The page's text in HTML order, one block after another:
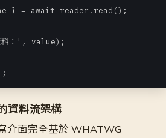
} = await reader.read();
：', value);
資料流架構
介面完全基於 WHATWG